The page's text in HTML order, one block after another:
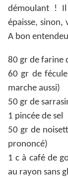
démoulant !
épaisse,
A bon
80 gr de farine
60 gr de
marche aussi)
50 gr de
1 pincée de sel
50 gr de
prononcé)
1 c à café de
au rayon sans